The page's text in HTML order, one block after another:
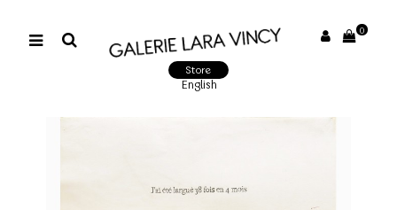
0
Store
English